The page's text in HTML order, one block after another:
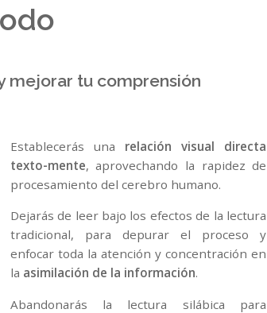
mejorar tu comprensión
Establecerás una relación visual directa
texto-mente, aprovechando la rapidez de
procesamiento del cerebro humano.
Dejarás de leer bajo los efectos de la lectura
tradicional, para depurar el proceso y
enfocar toda la atención y concentración en
la asimilación de la información.
Abandonarás la lectura silábica para